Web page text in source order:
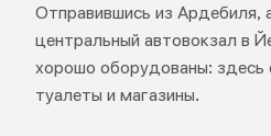
Отправившись из Ардебиля,
центральный автовокзал в
хорошо оборудованы: здесь
туалеты и магазины.